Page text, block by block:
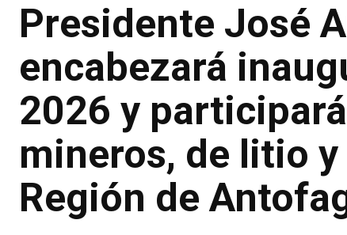
Presidente José
encabezará
2026 y
mineros, de litio
Región de